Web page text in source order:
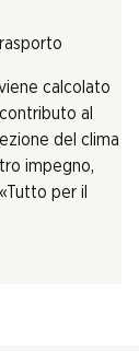
calcolato
al
del clima
impegno,
per il